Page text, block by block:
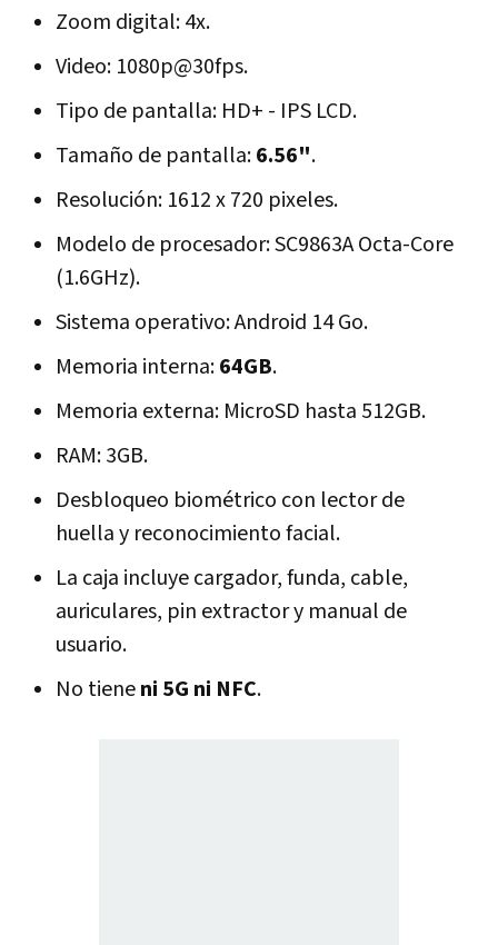
Zoom digital: 4x.
Video: 1080p@30fps.
Tipo de pantalla: HD+ - IPS LCD.
Tamaño de pantalla:6.56".
Resolución: 1612 x 720 pixeles.
Modelo de procesador: SC9863A Octa-Core
(1.6GHz).
Sistema operativo: Android 14 Go.
Memoria interna:64GB.
Memoria externa: MicroSD hasta 512GB.
RAM: 3GB.
Desbloqueo biométrico con lector de
huella y reconocimiento facial.
La caja incluye cargador, funda, cable,
auriculares, pin extractor y manual de
usuario.
No tieneni 5G ni NFC.